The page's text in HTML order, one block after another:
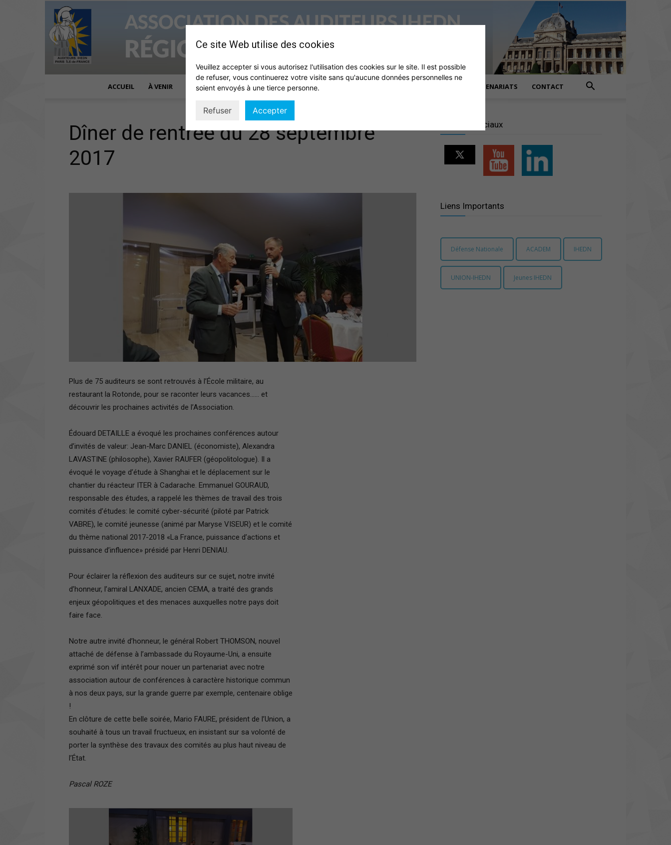
IHEDN
ACCUEIL À VENIR ACTUALITÉS QUI SOMMES NOUS ? PARTENARIATS CONTACT
Dîner de rentrée du 28 septembre
2017
Plus de 75 auditeurs se sont retrouvés à l’École militaire, au
restaurant la Rotonde, pour se raconter leurs vacances…… et
découvrir les prochaines activités de l’Association.
Édouard DETAILLE a évoqué les prochaines conférences autour
d’invités de valeur: Jean-Marc DANIEL (économiste), Alexandra
LAVASTINE (philosophe), Xavier RAUFER (géopolitologue). Il a
évoqué le voyage d’étude à Shanghai et le déplacement sur le
chantier du réacteur ITER à Cadarache. Emmanuel GOURAUD,
responsable des études, a rappelé les thèmes de travail des trois
comités d’études: le comité cyber-sécurité (piloté par Patrick
VABRE), le comité jeunesse (animé par Maryse VISEUR) et le comité
du thème national 2017-2018 «La France, puissance d’actions et
puissance d’influence» présidé par Henri DENIAU.
Pour éclairer la réflexion des auditeurs sur ce sujet, notre invité
d’honneur, l’amiral LANXADE, ancien CEMA, a traité des grands
enjeux géopolitiques et des menaces auxquelles notre pays doit
faire face.
Notre autre invité d’honneur, le général Robert THOMSON, nouvel
attaché de défense à l’ambassade du Royaume-Uni, a ensuite
exprimé son vif intérêt pour nouer un partenariat avec notre
association autour de conférences à caractère historique commun
à nos deux pays, sur la grande guerre par exemple, centenaire oblige
!
En clôture de cette belle soirée, Mario FAURE, président de l’Union, a
souhaité à tous un travail fructueux, en insistant sur sa volonté de
porter la synthèse des travaux des comités au plus haut niveau de
l’État.
Pascal ROZE
Réseaux sociaux
Liens Importants
Défense Nationale ACADEM IHEDN
UNION-IHEDN Jeunes IHEDN
Ce site Web utilise des cookies
Veuillez accepter si vous autorisez l'utilisation des cookies sur le site. Il est possible
de refuser, vous continuerez votre visite sans qu'aucune données personnelles ne
soient envoyés à une tierce personne.
Refuser Accepter